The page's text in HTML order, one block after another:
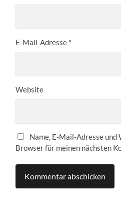
E-Mail-Adresse *
Website
Name, E-Mail-Adresse und
Browser für meinen nächsten